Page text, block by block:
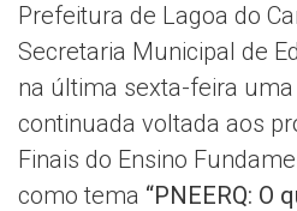
Prefeitura de Lagoa do
Secretaria Municipal de
na última sexta-feira
continuada voltada aos
Finais do Ensino
como tema “PNEERQ: O